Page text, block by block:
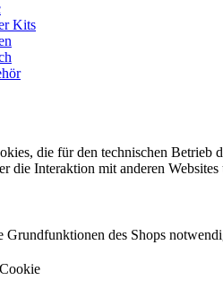
Kits
die für den technischen
die Interaktion mit anderen
Grundfunktionen des Shops